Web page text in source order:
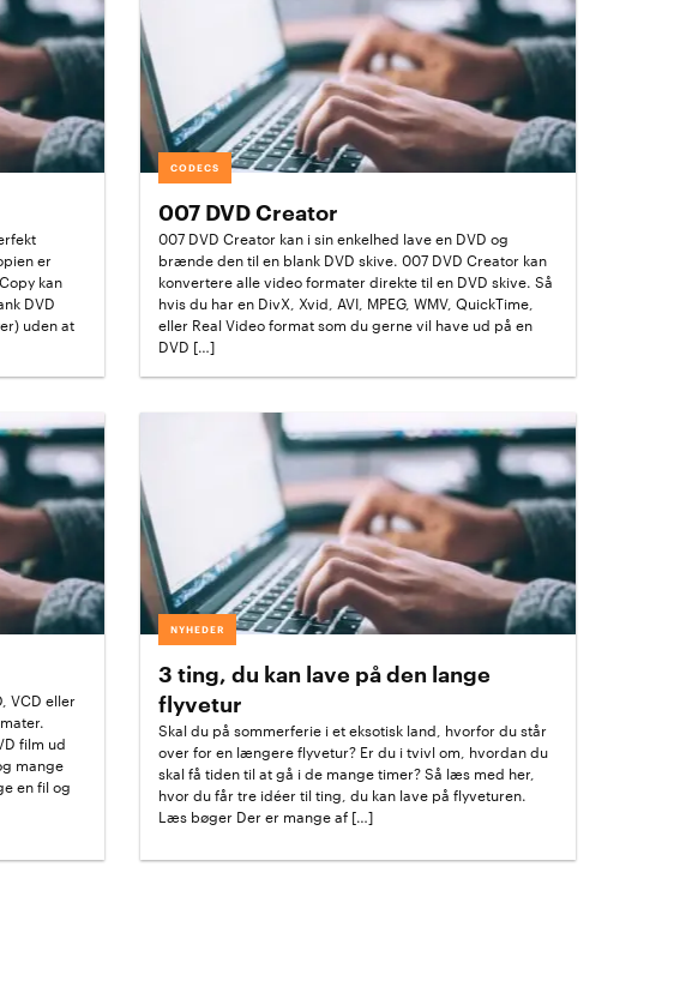
er
kan
DVD
uden at
CODECS
007 DVD Creator
007 DVD Creator kan i sin enkelhed lave en DVD og
brænde den til en blank DVD skive. 007 DVD Creator kan
konvertere alle video formater direkte til en DVD skive. Så
hvis du har en DivX, Xvid, AVI, MPEG, WMV, QuickTime,
eller Real Video format som du gerne vil have ud på en
DVD […]
VCD eller
film ud
mange
en fil og
NYHEDER
3 ting, du kan lave på den lange
flyvetur
Skal du på sommerferie i et eksotisk land, hvorfor du står
over for en længere flyvetur? Er du i tvivl om, hvordan du
skal få tiden til at gå i de mange timer? Så læs med her,
hvor du får tre idéer til ting, du kan lave på flyveturen.
Læs bøger Der er mange af […]